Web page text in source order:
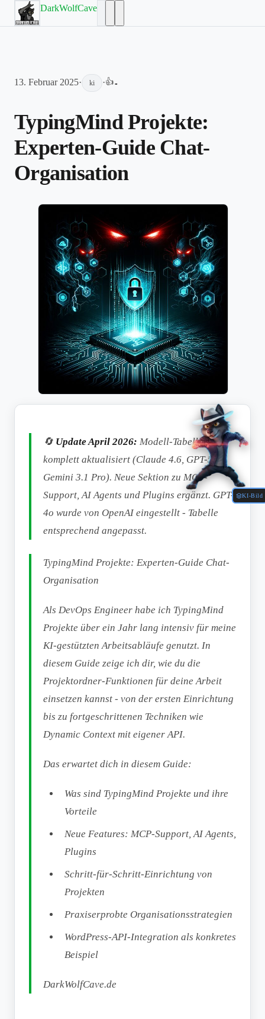
DarkWolfCave
13. Februar 2025· ki ·👍-
TypingMind Projekte:
Experten-Guide Chat-
Organisation
KI-Bild
🔄 Update April 2026: Modell-Tabelle
komplett aktualisiert (Claude 4.6, GPT-5.3,
Gemini 3.1 Pro). Neue Sektion zu MCP-
Support, AI Agents und Plugins ergänzt. GPT-
4o wurde von OpenAI eingestellt - Tabelle
entsprechend angepasst.
TypingMind Projekte: Experten-Guide Chat-
Organisation
Als DevOps Engineer habe ich TypingMind
Projekte über ein Jahr lang intensiv für meine
KI-gestützten Arbeitsabläufe genutzt. In
diesem Guide zeige ich dir, wie du die
Projektordner-Funktionen für deine Arbeit
einsetzen kannst - von der ersten Einrichtung
bis zu fortgeschrittenen Techniken wie
Dynamic Context mit eigener API.
Das erwartet dich in diesem Guide:
Was sind TypingMind Projekte und ihre
Vorteile
Neue Features: MCP-Support, AI Agents,
Plugins
Schritt-für-Schritt-Einrichtung von
Projekten
Praxiserprobte Organisationsstrategien
WordPress-API-Integration als konkretes
Beispiel
DarkWolfCave.de